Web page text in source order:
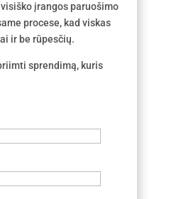
įrangos paruošimo
procese, kad viskas
ir be rūpesčių.
sprendimą, kuris